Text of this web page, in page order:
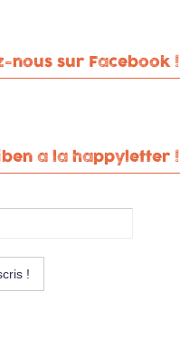
nous sur Facebook !
a la happyletter !